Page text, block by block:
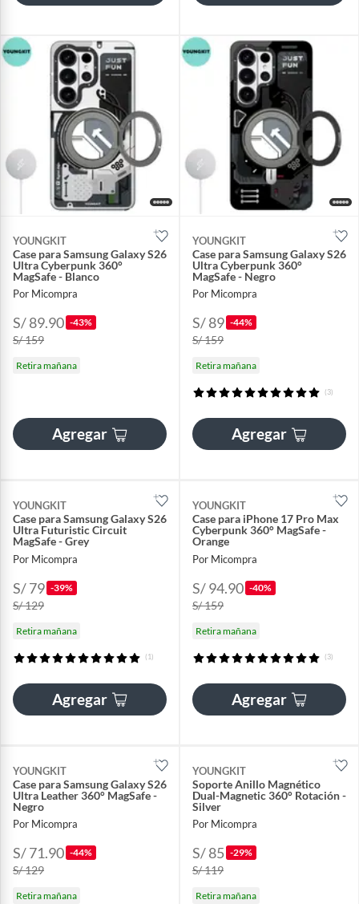
YOUNGKIT
Case para Samsung Galaxy S26
Ultra Cyberpunk 360°
MagSafe - Blanco
Por Micompra
S/ 89.90 -43%
S/ 159
Retira mañana
Agregar
YOUNGKIT
Case para Samsung Galaxy S26
Ultra Cyberpunk 360°
MagSafe - Negro
Por Micompra
S/ 89 -44%
S/ 159
Retira mañana
(3)
Agregar
YOUNGKIT
Case para Samsung Galaxy S26
Ultra Futuristic Circuit
MagSafe - Grey
Por Micompra
S/ 79 -39%
S/ 129
Retira mañana
(1)
Agregar
YOUNGKIT
Case para iPhone 17 Pro Max
Cyberpunk 360° MagSafe -
Orange
Por Micompra
S/ 94.90 -40%
S/ 159
Retira mañana
(3)
Agregar
YOUNGKIT
Case para Samsung Galaxy S26
Ultra Leather 360° MagSafe -
Negro
Por Micompra
S/ 71.90 -44%
S/ 129
Retira mañana
YOUNGKIT
Soporte Anillo Magnético
Dual-Magnetic 360° Rotación -
Silver
Por Micompra
S/ 85 -29%
S/ 119
Retira mañana